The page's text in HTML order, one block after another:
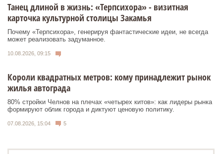
Танец длиной в жизнь: «Терпсихора» - визитная
карточка культурной столицы Закамья
Почему «Терпсихора», генерируя фантастические идеи, не всегда
может реализовать задуманное.
10.08.2026, 09:15
Короли квадратных метров: кому принадлежит рынок
жилья автограда
80% стройки Челнов на плечах «четырех китов»: как лидеры рынка
формируют облик города и диктуют ценовую политику.
07.08.2026, 15:04 5